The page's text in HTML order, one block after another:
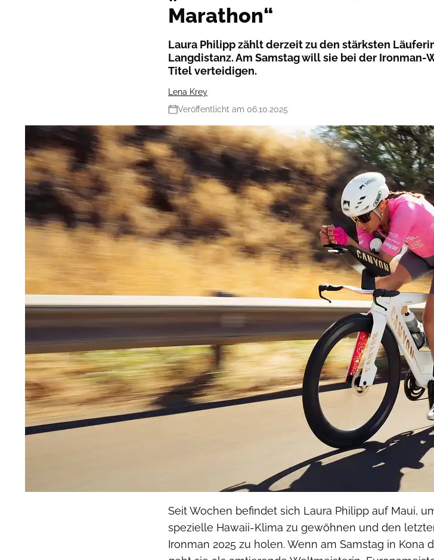
Marathon“
Laura Philipp zählt derzeit zu den stärksten
Langdistanz. Am Samstag will sie bei der Ironman-
Titel verteidigen.
Lena Krey
Veröffentlicht am 06.10.2025
Seit Wochen befindet sich Laura Philipp auf Maui,
spezielle Hawaii-Klima zu gewöhnen und den
Ironman 2025 zu holen. Wenn am Samstag in Kona